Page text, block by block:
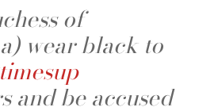
of
wear black to
and be accused